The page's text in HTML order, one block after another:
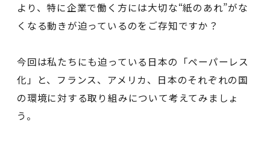
より、特に企業で働く方には大切な“紙のあれ”がな
くなる動きが迫っているのをご存知ですか？
今回は私たちにも迫っている日本の「ペーパーレス
化」と、フランス、アメリカ、日本のそれぞれの国
の環境に対する取り組みについて考えてみましょ
う。